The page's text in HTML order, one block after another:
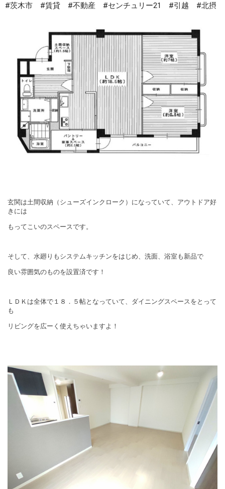
#茨木市 #賃貸 #不動産 #センチュリー21 #引越 #北摂
玄関は土間収納（シューズインクローク）になっていて、アウトドア好
きには
もってこいのスペースです。
そして、水廻りもシステムキッチンをはじめ、洗面、浴室も新品で
良い雰囲気のものを設置済です！
ＬＤＫは全体で１８．５帖となっていて、ダイニングスペースをとって
も
リビングを広ーく使えちゃいますよ！